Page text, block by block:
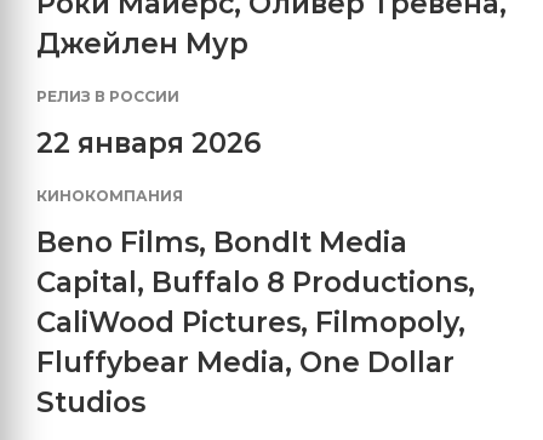
Джейлен Мур
РЕЛИЗ В РОССИИ
22 января 2026
КИНОКОМПАНИЯ
Beno Films, BondIt Media
Capital, Buffalo 8 Productions,
CaliWood Pictures, Filmopoly,
Fluffybear Media, One Dollar
Studios